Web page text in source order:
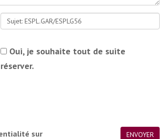
Oui, je souhaite tout de suite
réserver.
sur